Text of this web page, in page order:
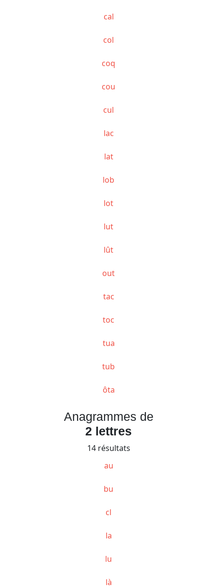
cal
col
coq
cou
cul
lac
lat
lob
lot
lut
lût
out
tac
toc
tua
tub
ôta
Anagrammes de
2 lettres
14 résultats
au
bu
cl
la
lu
là